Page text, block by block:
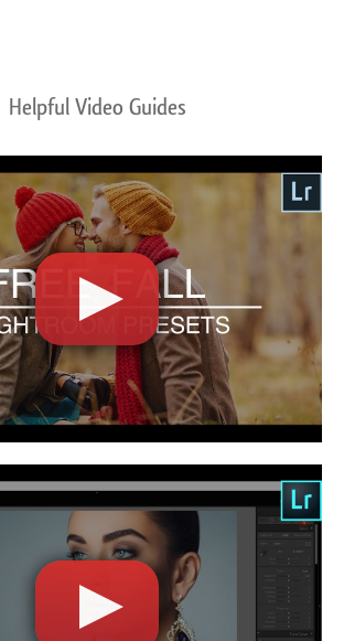
Helpful Video Guides